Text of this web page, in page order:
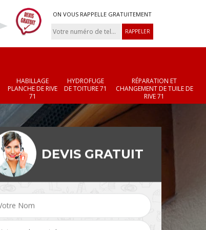
ON VOUS RAPPELLE GRATUITEMENT
HABILLAGE
PLANCHE DE RIVE
71
HYDROFUGE
DE TOITURE 71
RÉPARATION ET
CHANGEMENT DE TUILE DE
RIVE 71
Changement de velux
71
Réparation et
changement de
et faîtage 71
DEVIS GRATUIT